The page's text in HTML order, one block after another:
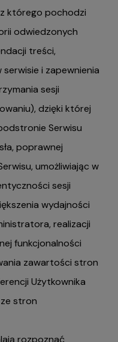
którego pochodzi
odwiedzonych
treści,
i zapewnienia
sesji
dzięki której
Serwisu
poprawnej
umożliwiając w
sesji
wydajności
realizacji
funkcjonalności
zawartości stron
Użytkownika
stron
rozpoznać